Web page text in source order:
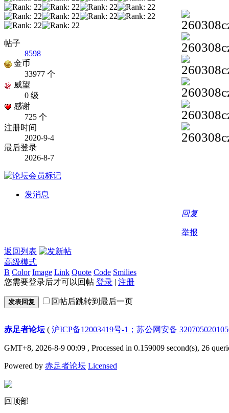
帖子
8598
金币
33977 个
威望
0 级
感谢
725 个
注册时间
2020-9-4
最后登录
2026-8-7
发消息
回复
举报
返回列表
高级模式
B Color Image Link Quote Code Smilies
您需要登录后才可以回帖 登录 | 注册
发表回复 回帖后跳转到最后一页
赤足者论坛( 沪ICP备12003419号-1；苏公网安备
GMT+8, 2026-8-9 00:09 , Processed in 0.159009 second(s), 26
Powered by 赤足者论坛 Licensed
回顶部